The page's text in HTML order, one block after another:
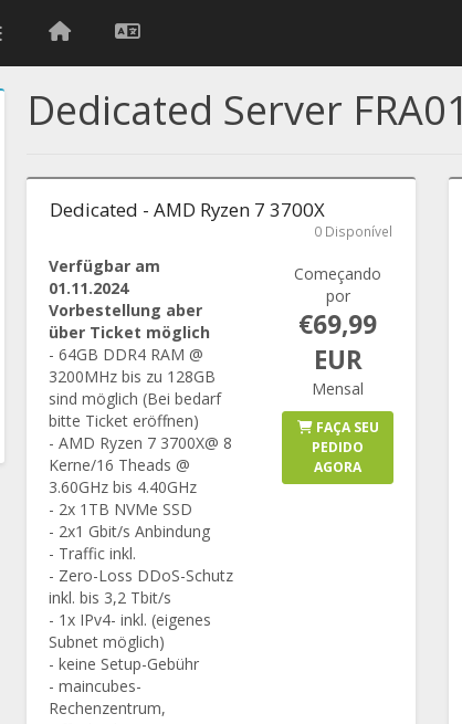
Dedicated Server FRA01
Dedicated - AMD Ryzen 7 3700X
0 Disponível
Verfügbar am
01.11.2024
Vorbestellung aber
über Ticket möglich
- 64GB DDR4 RAM @
3200MHz bis zu 128GB
sind möglich (Bei bedarf
bitte Ticket eröffnen)
- AMD Ryzen 7 3700X@ 8
Kerne/16 Theads @
3.60GHz bis 4.40GHz
- 2x 1TB NVMe SSD
- 2x1 Gbit/s Anbindung
- Traffic inkl.
- Zero-Loss DDoS-Schutz
inkl. bis 3,2 Tbit/s
- 1x IPv4- inkl. (eigenes
Subnet möglich)
- keine Setup-Gebühr
- maincubes-
Rechenzentrum,
Começando
por
€69,99
EUR
Mensal
FAÇA SEU
PEDIDO
AGORA